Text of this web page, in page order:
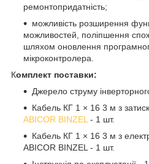
ремонтопридатність;
можливість розширення
можливостей, поліпшення
шляхом оновлення
мікроконтролера.
Комплект поставки:
Джерело струму
Кабель КГ 1 × 16 3 м з
ABICOR BINZEL - 1 шт.
Кабель КГ 1 × 16 3 м з
ABICOR BINZEL - 1 шт.